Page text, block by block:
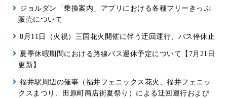
ジョルダン「乗換案内」アプリにおける各種フリーきっぷ
販売について
8月11日（火祝）三国花火開催に伴う迂回運行、バス停休止
夏季休暇期間における路線バス運休予定について【7月21日
更新】
福井駅周辺の催事（福井フェニックス花火、福井フェニッ
クスまつり、田原町商店街夏祭り）による迂回運行および